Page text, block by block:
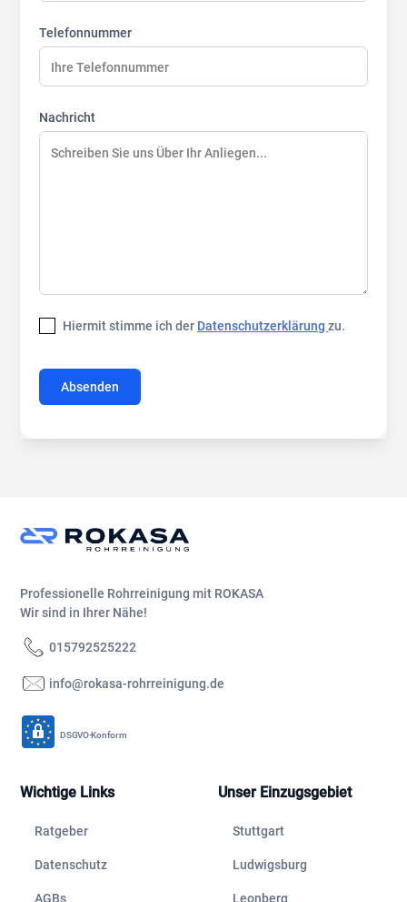
Telefonnummer
Nachricht
Hiermit stimme ich der Datenschutzerklärungzu.
Professionelle Rohrreinigung mit ROKASA
Wir sind in Ihrer Nähe!
015792525222
info@rokasa-rohrreinigung.de
DSGVO-Konform
Wichtige Links
Ratgeber
Datenschutz
AGBs
Unser Einzugsgebiet
Stuttgart
Ludwigsburg
Leonberg